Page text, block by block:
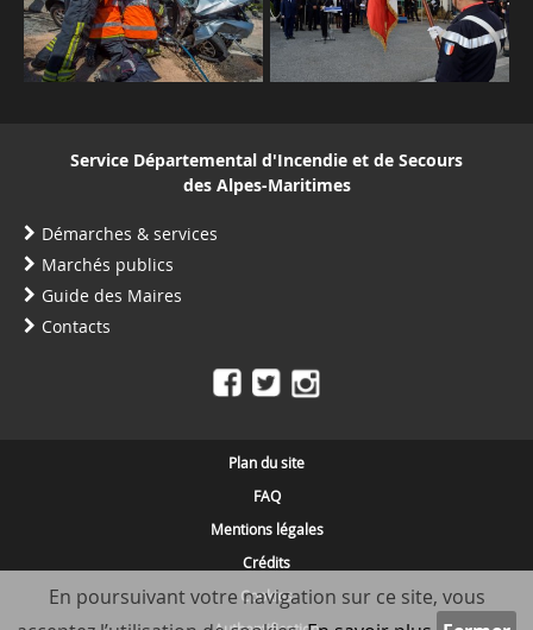
Service Départemental d'Incendie et de Secours
des Alpes-Maritimes
Démarches & services
Marchés publics
Guide des Maires
Contacts
Plan du site
FAQ
Mentions légales
Crédits
Cookies
En poursuivant votre navigation sur ce site, vous